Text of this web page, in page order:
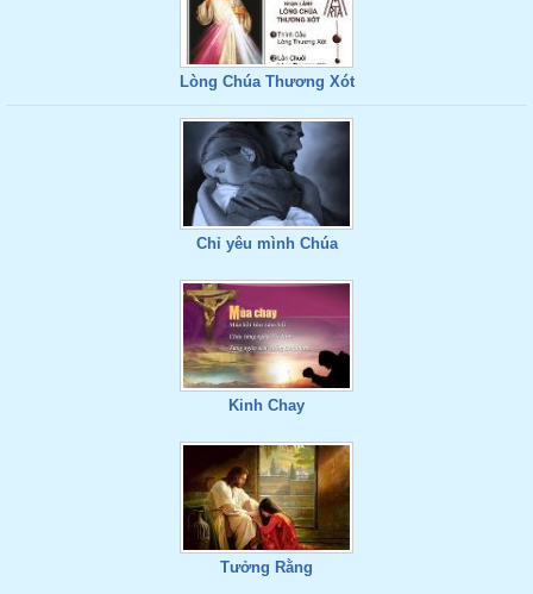
Lòng Chúa Thương Xót
Chỉ yêu mình Chúa
Kinh Chay
Tưởng Rằng